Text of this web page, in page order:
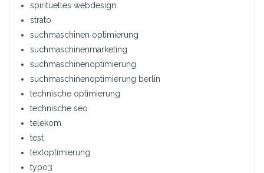
spirituelles webdesign
strato
suchmaschinen optimierung
suchmaschinenmarketing
suchmaschinenoptimierung
suchmaschinenoptimierung berlin
technische optimierung
technische seo
telekom
test
textoptimierung
typo3